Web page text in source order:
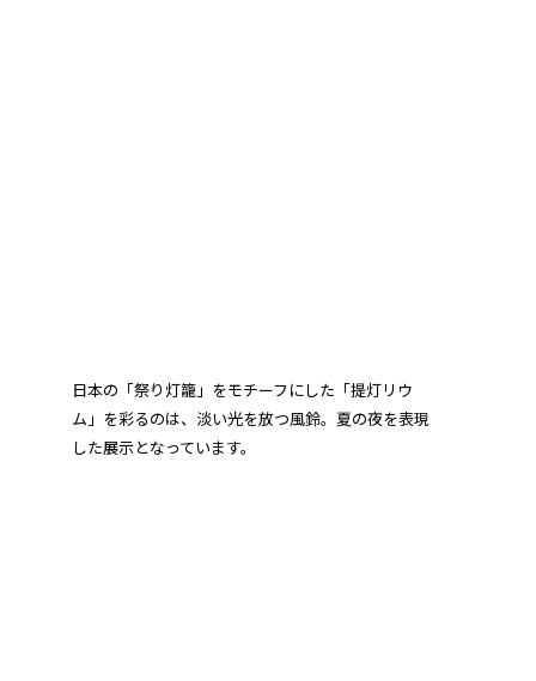
日本の「祭り灯籠」をモチーフにした「提灯リウ
ム」を彩るのは、淡い光を放つ風鈴。夏の夜を表現
した展示となっています。